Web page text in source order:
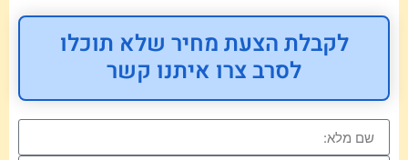
לקבלת הצעת מחיר שלא תוכלו
לסרב צרו איתנו קשר